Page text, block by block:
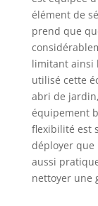
élément de
prend que
limitant ainsi
utilisé cette
abri de
équipement
flexibilité est
déployer que
aussi
nettoyer une